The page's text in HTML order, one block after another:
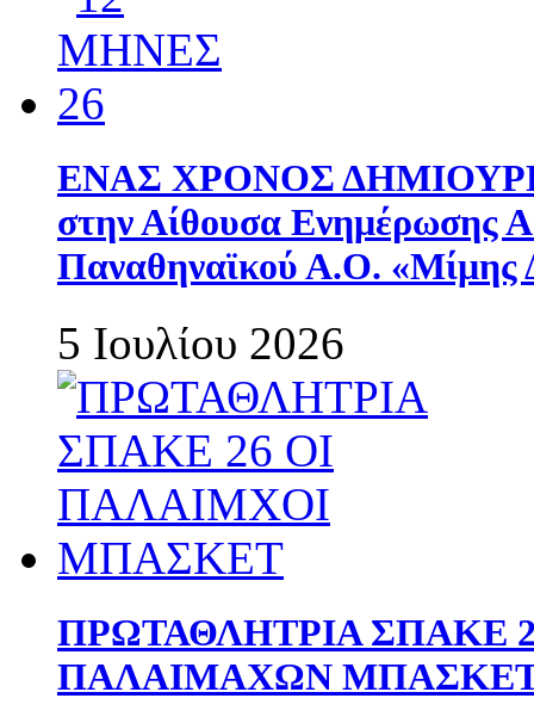
ΕΝΑΣ ΧΡΟΝΟΣ
στην Αίθουσα Ενημέρωσης
Παναθηναϊκού Α.Ο. «Μίμης
5 Ιουλίου 2026
ΠΡΩΤΑΘΛΗΤΡΙΑ ΣΠΑΚΕ
ΠΑΛΑΙΜΑΧΩΝ